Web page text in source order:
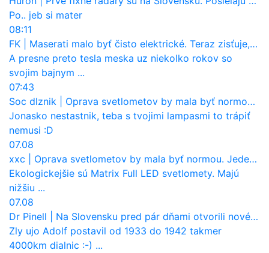
Po.. jeb si mater
08:11
FK
Maserati malo byť čisto elektrické. Teraz zisťuje, že potrebuje nový osemvalcový motor
A presne preto tesla meska uz niekolko rokov so
svojim bajnym ...
07:43
Soc dlznik
Oprava svetlometov by mala byť normou. Jeden nový dnes stojí priemerne 1251 eur!
Jonasko nestastnik, teba s tvojimi lampasmi to trápiť
nemusi :D
07.08
xxc
Oprava svetlometov by mala byť normou. Jeden nový dnes stojí priemerne 1251 eur!
Ekologickejšie sú Matrix Full LED svetlomety. Majú
nižšiu ...
07.08
Dr Pinell
Na Slovensku pred pár dňami otvorili nové mosty, ktoré to sú?
Zly ujo Adolf postavil od 1933 do 1942 takmer
4000km dialnic :-) ...